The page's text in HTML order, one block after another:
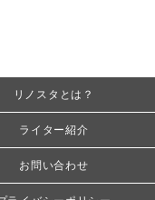
リノスタとは？
ライター紹介
お問い合わせ